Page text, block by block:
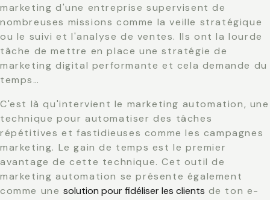
marketing d'une entreprise supervisent de
nombreuses missions comme la veille stratégique
ou le suivi et l'analyse de ventes. Ils ont la lourde
tâche de mettre en place une stratégie de
marketing digital performante et cela demande du
temps…
C'est là qu'intervient le marketing automation, une
technique pour automatiser des tâches
répétitives et fastidieuses comme les campagnes
marketing. Le gain de temps est le premier
avantage de cette technique. Cet outil de
marketing automation se présente également
comme une solution pour fidéliser les clients de ton e-